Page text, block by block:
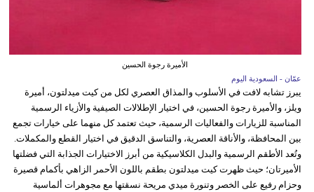
الأميرة رجوة الحسين
عمّان - السعودية اليوم
يبرز تشابه لافت في الأسلوب والمذاق العصري لكل من كيت ميدلتون، أميرة
ويلز، والأميرة رجوة الحسين، في اختيار الإطلالات الصيفية والأزياء الرسمية
المناسبة للزيارات والفعاليات الرسمية، حيث تعتمد كل منهما على خيارات تجمع
بين المحافظة، والأناقة العصرية، والتناسق الدقيق في اختيار القطع والمكملات.
وتُعد الأطقم الرسمية والبدل الكلاسيكية من أبرز الاختيارات الجذابة التي فضلتها
الأميرتان؛ حيث ظهرت كيت ميدلتون بطقم باللون الأحمر الزاهي بأكمام قصيرة
وحزام رفيع على الخصر وتنورة ميدي مريحة نسقتها مع مجوهرات ألماسية